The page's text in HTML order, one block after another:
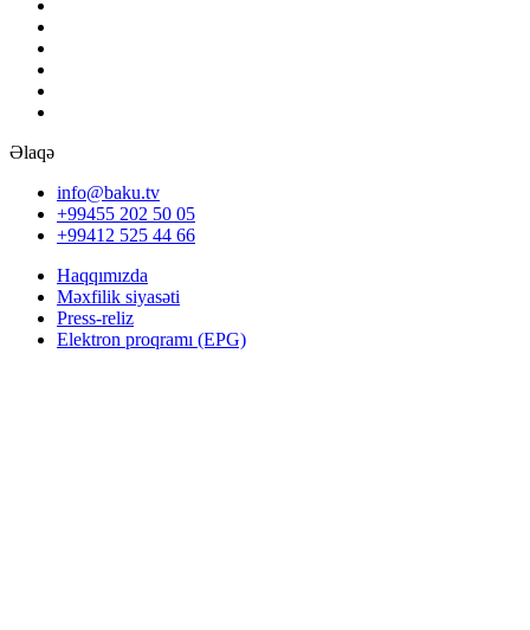
Əlaqə
info@baku.tv
+99455 202 50 05
+99412 525 44 66
Haqqımızda
Məxfilik siyasəti
Press-reliz
Elektron proqramı (EPG)